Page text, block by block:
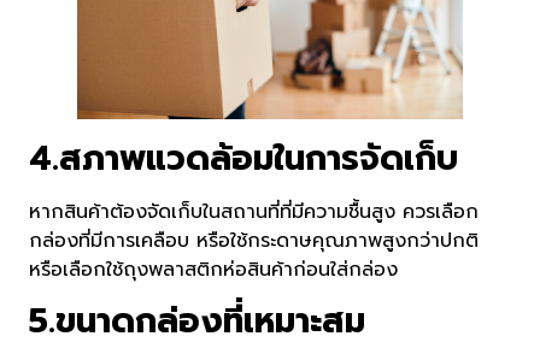
4.สภาพแวดล้อมในการจัดเก็บ
หากสินค้าต้องจัดเก็บในสถานที่ที่มีความชื้นสูง ควรเลือก
กล่องที่มีการเคลือบ หรือใช้กระดาษคุณภาพสูงกว่าปกติ
หรือเลือกใช้ถุงพลาสติกห่อสินค้าก่อนใส่กล่อง
5.ขนาดกล่องที่เหมาะสม